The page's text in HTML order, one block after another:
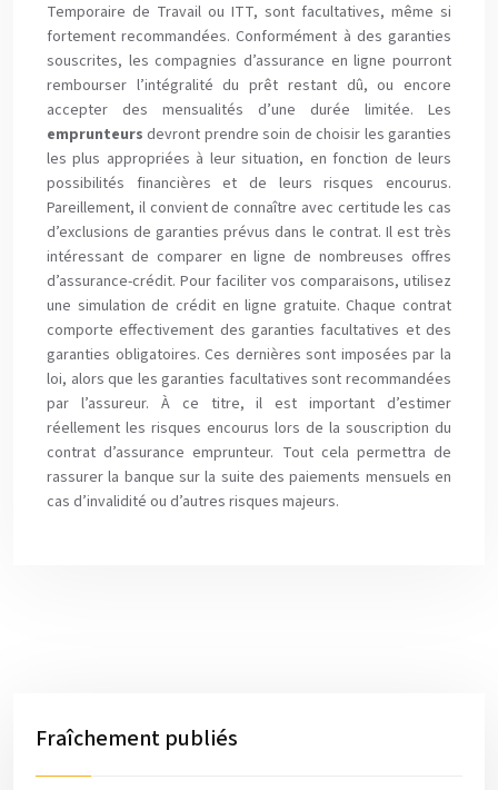
Temporaire de Travail ou ITT, sont facultatives, même si
fortement recommandées. Conformément à des garanties
souscrites, les compagnies d’assurance en ligne pourront
rembourser l’intégralité du prêt restant dû, ou encore
accepter des mensualités d’une durée limitée. Les
emprunteurs devront prendre soin de choisir les garanties
les plus appropriées à leur situation, en fonction de leurs
possibilités financières et de leurs risques encourus.
Pareillement, il convient de connaître avec certitude les cas
d’exclusions de garanties prévus dans le contrat. Il est très
intéressant de comparer en ligne de nombreuses offres
d’assurance-crédit. Pour faciliter vos comparaisons, utilisez
une simulation de crédit en ligne gratuite. Chaque contrat
comporte effectivement des garanties facultatives et des
garanties obligatoires. Ces dernières sont imposées par la
loi, alors que les garanties facultatives sont recommandées
par l’assureur. À ce titre, il est important d’estimer
réellement les risques encourus lors de la souscription du
contrat d’assurance emprunteur. Tout cela permettra de
rassurer la banque sur la suite des paiements mensuels en
cas d’invalidité ou d’autres risques majeurs.
Fraîchement publiés